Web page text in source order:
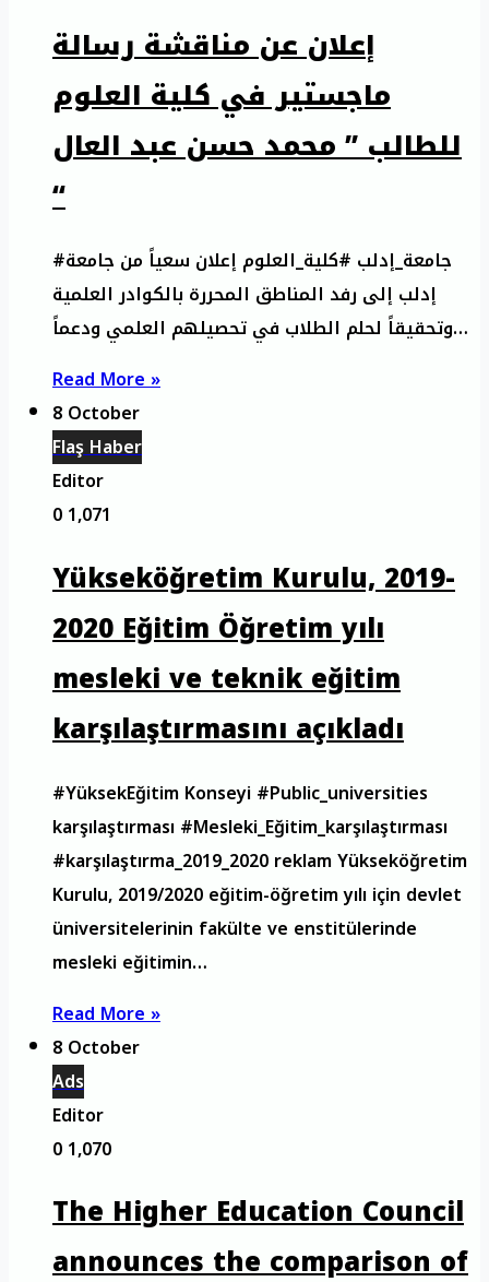
إعلان عن مناقشة رسالة
ماجستير في كلية العلوم
للطالب ” محمد حسن عبد العال
“
#جامعة_إدلب #كلية_العلوم إعلان سعياً من جامعة
إدلب إلى رفد المناطق المحررة بالكوادر العلمية
وتحقيقاً لحلم الطلاب في تحصيلهم العلمي ودعماً…
Read More »
8 October
Flaş Haber
Editor
01,071
Yükseköğretim Kurulu, 2019-
2020 Eğitim Öğretim yılı
mesleki ve teknik eğitim
karşılaştırmasını açıkladı
#YüksekEğitim Konseyi #Public_universities
karşılaştırması #Mesleki_Eğitim_karşılaştırması
#karşılaştırma_2019_2020 reklam Yükseköğretim
Kurulu, 2019/2020 eğitim-öğretim yılı için devlet
üniversitelerinin fakülte ve enstitülerinde
mesleki eğitimin…
Read More »
8 October
Ads
Editor
01,070
The Higher Education Council
announces the comparison of